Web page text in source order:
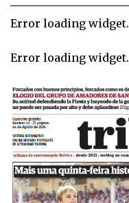
Error loading widget.
Error loading widget.